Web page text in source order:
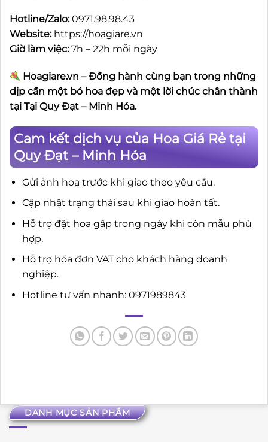
DANH MỤC SẢN PHẨM
Hotline/Zalo:0971.98.98.43
Website: https://hoagiare.vn
Giờ làm việc:7h – 22h mỗi ngày
Hoagiare.vn – Đồng hành cùng bạn trong những
dịp cần một bó hoa đẹp và một lời chúc chân thành
tại Tại Quy Đạt – Minh Hóa.
Cam kết dịch vụ của Hoa Giá Rẻ tại
Quy Đạt – Minh Hóa
Gửi ảnh hoa trước khi giao theo yêu cầu.
Cập nhật trạng thái sau khi giao hoàn tất.
Hỗ trợ đặt hoa gấp trong ngày khi còn mẫu phù
hợp.
Hỗ trợ hóa đơn VAT cho khách hàng doanh
nghiệp.
Hotline tư vấn nhanh: 0971989843